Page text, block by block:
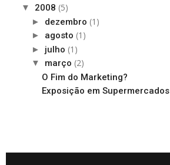
▼ 2008 (5)
► dezembro (1)
► agosto (1)
► julho (1)
▼ março (2)
O Fim do Marketing?
Exposição em Supermercados